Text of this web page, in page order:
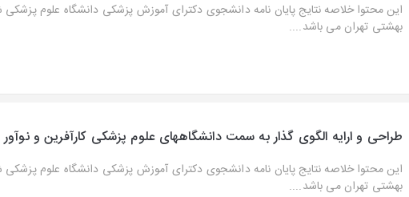
این محتوا خلاصه نتایج پایان نامه دانشجوی دکترای آموزش پزشکی دانشگاه علوم پزشکی
بهشتی تهران می باشد....
طراحی و ارایه الگوی گذار به سمت دانشگاههای علوم پزشکی کارآفرین و نوآور
این محتوا خلاصه نتایج پایان نامه دانشجوی دکترای آموزش پزشکی دانشگاه علوم پزشکی
بهشتی تهران می باشد....